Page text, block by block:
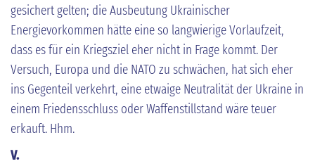
gesichert gelten; die Ausbeutung Ukrainischer
Energievorkommen hätte eine so langwierige Vorlaufzeit,
dass es für ein Kriegsziel eher nicht in Frage kommt. Der
Versuch, Europa und die NATO zu schwächen, hat sich eher
ins Gegenteil verkehrt, eine etwaige Neutralität der Ukraine in
einem Friedensschluss oder Waffenstillstand wäre teuer
erkauft. Hhm.
V.